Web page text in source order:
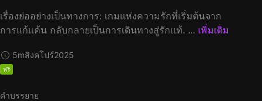
เรื่องย่ออย่างเป็นทางการ: เกมแห่งความรักที่เริ่มต้นจาก
การแก้แค้น กลับกลายเป็นการเดินทางสู่รักแท้. ... เพิ่มเติม
5mสิงคโปร์2025
ฟรี
คำบรรยาย